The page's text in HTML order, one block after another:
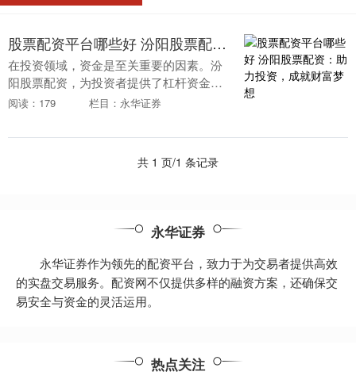
股票配资平台哪些好 汾阳股票配资：助力投资，成就财富梦想
在投资领域，资金是至关重要的因素。汾
阳股票配资，为投资者提供了杠杆资金股
票配资平台哪些好，助力他们放大投资收
* **资金托....
阅读：179 栏目：永华证券
共 1 页/1 条记录
永华证券
永华证券作为领先的配资平台，致力于为交易者提供高效
的实盘交易服务。配资网不仅提供多样的融资方案，还确保交
易安全与资金的灵活运用。
热点关注